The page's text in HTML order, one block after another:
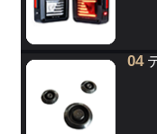
04